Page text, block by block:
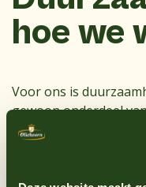
hoe we
Voor ons is
gewoon onderdeel
te beheersen en
We zijn FSSC 22000